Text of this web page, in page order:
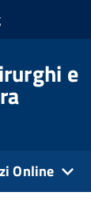
e
Online